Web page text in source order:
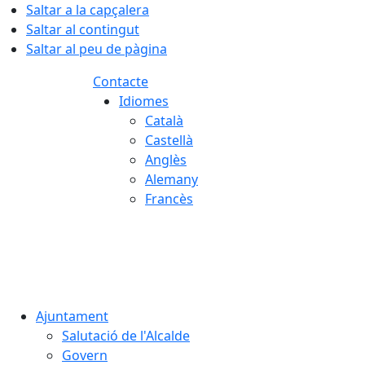
Saltar a la capçalera
Saltar al contingut
Saltar al peu de pàgina
Contacte
Idiomes
Català
Castellà
Anglès
Alemany
Francès
Ajuntament
Salutació de l'Alcalde
Govern